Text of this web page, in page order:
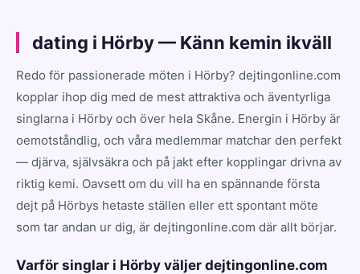
dating i Hörby — Känn kemin ikväll
Redo för passionerade möten i Hörby? dejtingonline.com
kopplar ihop dig med de mest attraktiva och äventyrliga
singlarna i Hörby och över hela Skåne. Energin i Hörby är
oemotståndlig, och våra medlemmar matchar den perfekt
— djärva, självsäkra och på jakt efter kopplingar drivna av
riktig kemi. Oavsett om du vill ha en spännande första
dejt på Hörbys hetaste ställen eller ett spontant möte
som tar andan ur dig, är dejtingonline.com där allt börjar.
Varför singlar i Hörby väljer dejtingonline.com